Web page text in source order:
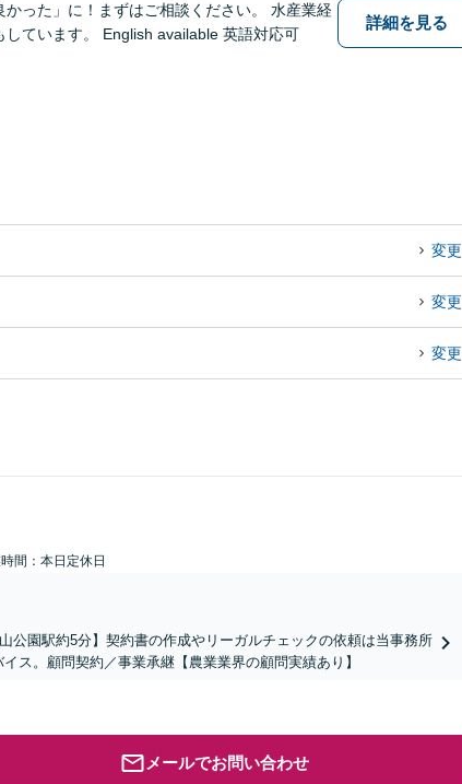
った」に！まずはご相談ください。 水産業経
ています。 English available 英語対応可
詳細を見る
変更
変更
変更
間：本日定休日
公園駅約5分】契約書の作成やリーガルチェックの依頼は当事務所
ス。顧問契約／事業承継【農業業界の顧問実績あり】
メールでお問い合わせ